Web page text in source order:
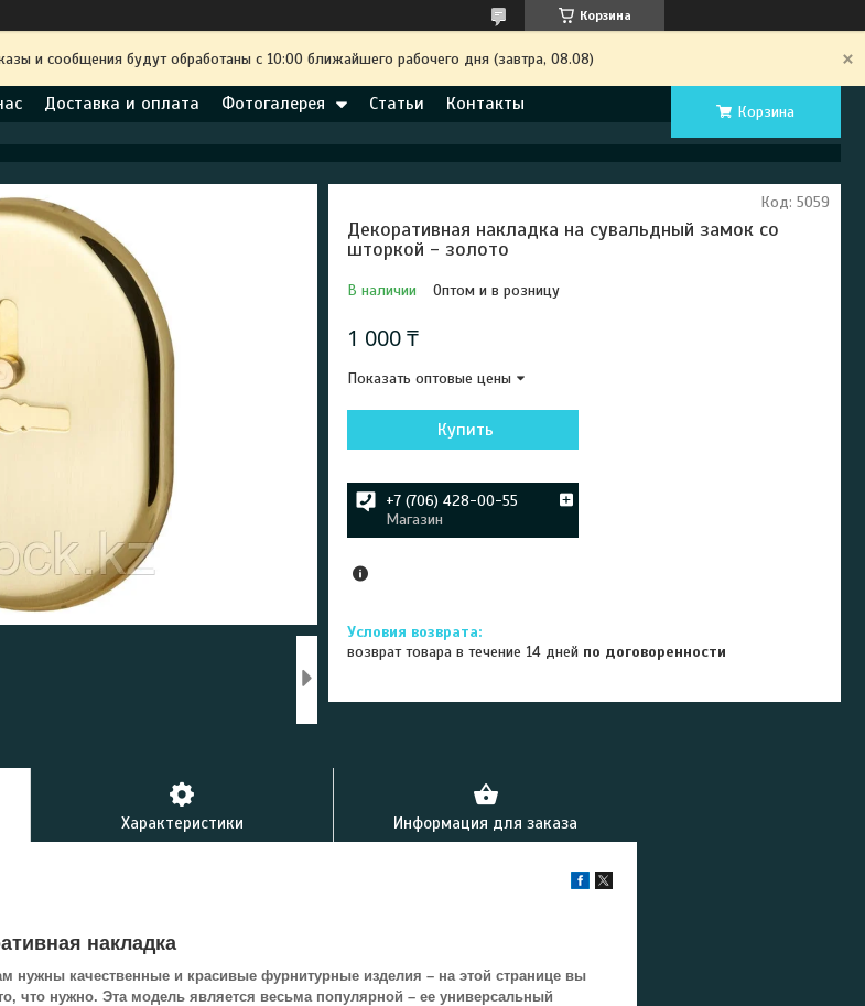
Корзина
и сообщения будут обработаны с 10:00 ближайшего рабочего дня (завтра, 08.08)
Доставка и оплата Фотогалерея Статьи Контакты Корзина
Декоративная накладка на сувальдный замок со
шторкой - золото
В наличии Оптом и в розницу
Код: 5059
1 000 ₸
Показать оптовые цены
Купить
+7 (706) 428-00-55
Магазин
возврат товара в течение 14 дней по договоренности
Характеристики Информация для заказа
накладка
нужны качественные и красивые фурнитурные изделия – на этой странице вы
что нужно. Эта модель является весьма популярной – ее универсальный